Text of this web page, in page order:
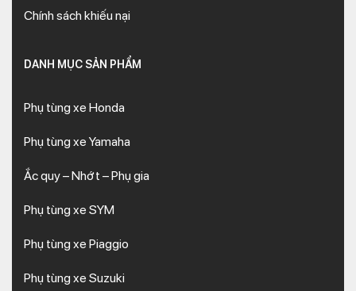
Chính sách khiếu nại
DANH MỤC SẢN PHẨM
Phụ tùng xe Honda
Phụ tùng xe Yamaha
Ắc quy – Nhớt – Phụ gia
Phụ tùng xe SYM
Phụ tùng xe Piaggio
Phụ tùng xe Suzuki